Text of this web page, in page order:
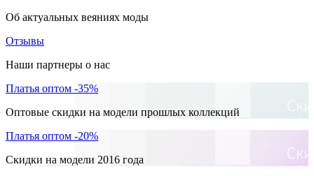
Об актуальных веяниях моды
Отзывы
Наши партнеры о нас
Платья оптом -35%
Оптовые скидки на модели прошлых коллекций
Платья оптом -20%
Скидки на модели 2016 года